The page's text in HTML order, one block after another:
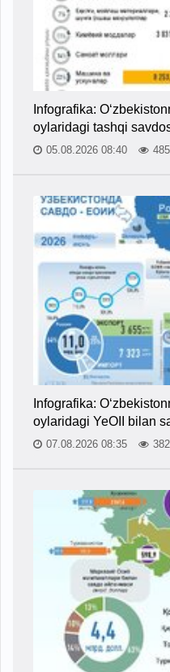
Infografika:
oylaridagi tashqi
05.08.2026 08:40 485
Infografika:
oylaridagi YeOII bilan
07.08.2026 08:35 382